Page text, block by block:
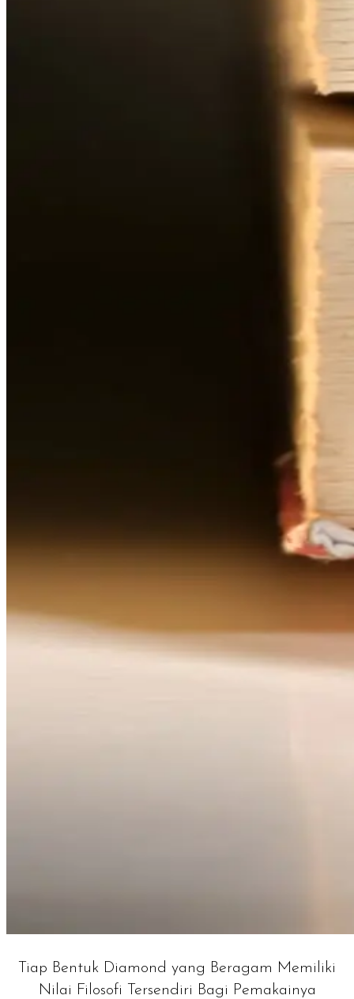
Tiap Bentuk Diamond yang Beragam Memiliki
Nilai Filosofi Tersendiri Bagi Pemakainya